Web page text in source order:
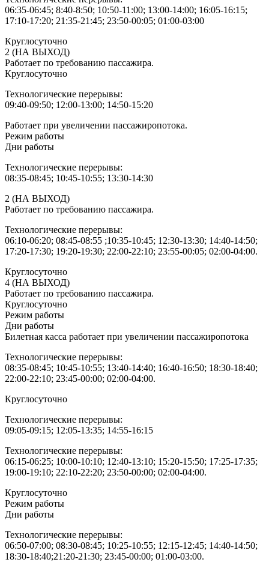
06:35-06:45; 8:40-8:50; 10:50-11:00; 13:00-14:00; 16:05-16:15;
17:10-17:20; 21:35-21:45; 23:50-00:05; 01:00-03:00
Круглосуточно
2 (НА ВЫХОД)
Работает по требованию пассажира.
Круглосуточно
Технологические перерывы:
09:40-09:50; 12:00-13:00; 14:50-15:20
Работает при увеличении пассажиропотока.
Режим работы
Дни работы
Технологические перерывы:
08:35-08:45; 10:45-10:55; 13:30-14:30
2 (НА ВЫХОД)
Работает по требованию пассажира.
Технологические перерывы:
06:10-06:20; 08:45-08:55 ;10:35-10:45; 12:30-13:30; 14:40-14:50;
17:20-17:30; 19:20-19:30; 22:00-22:10; 23:55-00:05; 02:00-04:00.
Круглосуточно
4 (НА ВЫХОД)
Работает по требованию пассажира.
Круглосуточно
Режим работы
Дни работы
Билетная касса работает при увеличении пассажиропотока
Технологические перерывы:
08:35-08:45; 10:45-10:55; 13:40-14:40; 16:40-16:50; 18:30-18:40;
22:00-22:10; 23:45-00:00; 02:00-04:00.
Круглосуточно
Технологические перерывы:
09:05-09:15; 12:05-13:35; 14:55-16:15
Технологические перерывы:
06:15-06:25; 10:00-10:10; 12:40-13:10; 15:20-15:50; 17:25-17:35;
19:00-19:10; 22:10-22:20; 23:50-00:00; 02:00-04:00.
Круглосуточно
Режим работы
Дни работы
Технологические перерывы:
06:50-07:00; 08:30-08:45; 10:25-10:55; 12:15-12:45; 14:40-14:50;
18:30-18:40;21:20-21:30; 23:45-00:00; 01:00-03:00.